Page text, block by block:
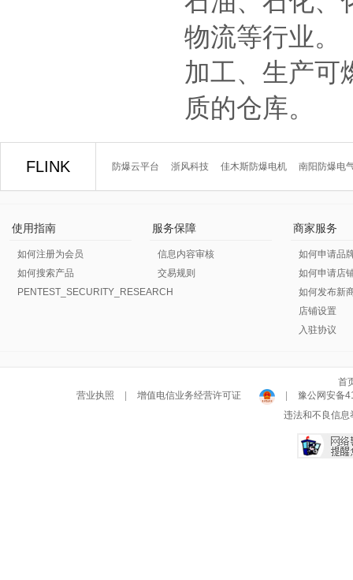
物流等行业。
加工、生产可
质的仓库。
FLINK 防爆云平台 浙风科技 佳木斯防爆电机 南阳防爆电
使用指南
如何注册为会员
如何搜索产品
PENTEST_SECURITY_RESEARCH
服务保障
信息内容审核
交易规则
商家服务
如何申请品
如何申请店
如何发布新
店铺设置
入驻协议
首
营业执照
增值电信业务经营许可证
豫公网安备
违法和不良信